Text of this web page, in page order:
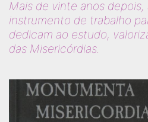
Mais de vinte anos
instrumento de trabalho
dedicam ao estudo,
das Misericórdias.